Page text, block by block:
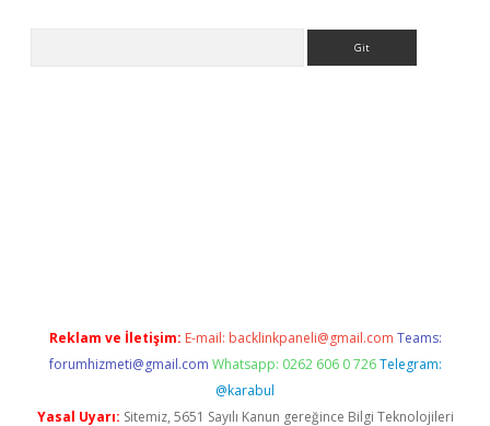
Reklam ve İletişim: E-mail: backlinkpaneli@gmail.com Teams:
forumhizmeti@gmail.com Whatsapp: 0262 606 0 726 Telegram:
@karabul
Yasal Uyarı: Sitemiz, 5651 Sayılı Kanun gereğince Bilgi Teknolojileri